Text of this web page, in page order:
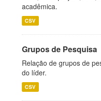
acadêmica.
CSV
Grupos de Pesquisa
Relação de grupos de
do líder.
CSV